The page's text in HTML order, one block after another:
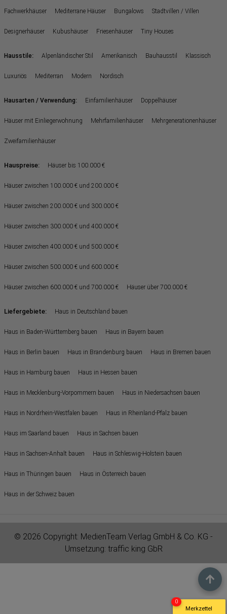
Fachwerkhäuser Mediterrane Häuser Bungalows Stadtvillen / Villen
Designerhäuser Kubushäuser Friesenhäuser Tiny Houses
Hausstile: Alpenländischer Stil Amerikanisch Bauhausstil Klassisch
Luxuriös Mediterran Modern Nordisch
Hausarten / Verwendung: Einfamilienhäuser Doppelhäuser
Häuser mit Einliegerwohnung Mehrfamilienhäuser Mehrgenerationenhäuser
Zweifamilienhäuser
Hauspreise: Häuser bis 100.000 €
Häuser zwischen 100.000 € und 200.000 €
Häuser zwischen 200.000 € und 300.000 €
Häuser zwischen 300.000 € und 400.000 €
Häuser zwischen 400.000 € und 500.000 €
Häuser zwischen 500.000 € und 600.000 €
Häuser zwischen 600.000 € und 700.000 € Häuser über 700.000 €
Liefergebiete: Haus in Deutschland bauen
Haus in Baden-Württemberg bauen Haus in Bayern bauen
Haus in Berlin bauen Haus in Brandenburg bauen Haus in Bremen bauen
Haus in Hamburg bauen Haus in Hessen bauen
Haus in Mecklenburg-Vorpommern bauen Haus in Niedersachsen bauen
Haus in Nordrhein-Westfalen bauen Haus in Rheinland-Pfalz bauen
Haus im Saarland bauen Haus in Sachsen bauen
Haus in Sachsen-Anhalt bauen Haus in Schleswig-Holstein bauen
Haus in Thüringen bauen Haus in Österreich bauen
Haus in der Schweiz bauen
© 2026 Copyright: MedienTeam Verlag GmbH & Co. KG -
Umsetzung: traffic king GbR
Merkzettel
0